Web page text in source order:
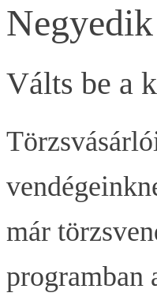
Válts be a
már
programban